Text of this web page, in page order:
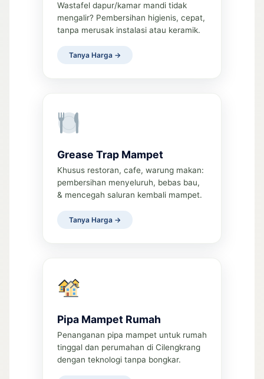
Wastafel dapur/kamar mandi tidak
mengalir? Pembersihan higienis, cepat,
tanpa merusak instalasi atau keramik.
Tanya Harga →
Grease Trap Mampet
Khusus restoran, cafe, warung makan:
pembersihan menyeluruh, bebas bau,
& mencegah saluran kembali mampet.
Tanya Harga →
Pipa Mampet Rumah
Penanganan pipa mampet untuk rumah
tinggal dan perumahan di Cilengkrang
dengan teknologi tanpa bongkar.